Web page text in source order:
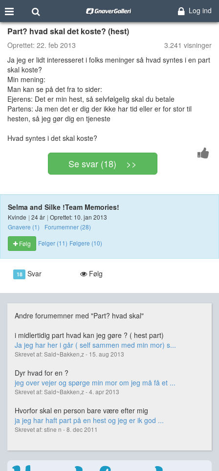
Log ind
Part? hvad skal det koste? (hest)
Oprettet: 22. feb 2013
3.241 visninger
Ja jeg er lidt interesseret i folks meninger så hvad syntes i en part
skal koste?
Min mening:
Man kan se på det fra to sider:
Ejerens: Det er min hest, så selvfølgelig skal du betale
Partens: Ja men det er dig der ikke har tid eller er for stor til
hesten, så jeg gør dig en tjeneste
Hvad syntes i det skal koste?
Se svar (18) >>
Selma and Silke !Team Memories!
Kvinde | 24 år | Oprettet: 10. jan 2013
Gnavere (1)
Forumemner (28)
Følg
Følger (11) Følgere (10)
18 Svar Følg
Andre forumemner med "Part? hvad skal"
i midlertidig part hvad kan jeg gøre ? ( hest part)
Ja jeg har her i går ( self sammen med min mor) s...
Skrevet af: Sald~Bakken,z - 15. aug 2013
Dyr hvad for en ?
jeg over vejer og spørge min mor om jeg må få et ...
Skrevet af: Sald~Bakken,z - 4. apr 2013
Hvorfor skal en person bare være efter mig
ja jeg har haft part på en hest og jeg er ik god ...
Skrevet af: stine n - 8. dec 2011